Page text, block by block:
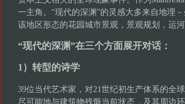
一主角。“现代的深渊”的灵感大多来自地理
该地区形态的花园城市景观，景观规划，运河
“现代的深渊”在三个方面展开对话：
1）转型的诗学
39位当代艺术家，对21世纪初生产体系的全
尽可能地与建筑物残骸当前状态，及其周边